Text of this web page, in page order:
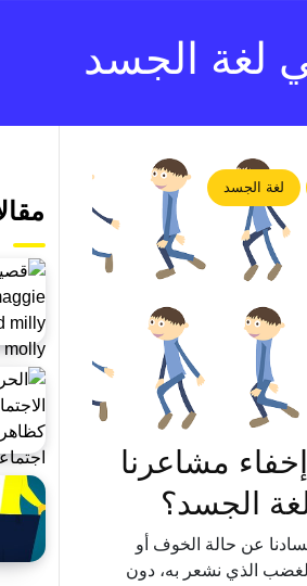
لغة الجسد
لغة الجسد
مشاعرنا
الجسد؟
عن حالة الخوف أو
الذي نشعر به، دون